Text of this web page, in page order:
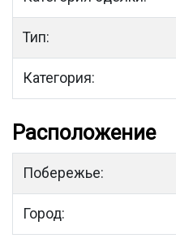
Тип:
Категория:
Расположение
Побережье:
Город: